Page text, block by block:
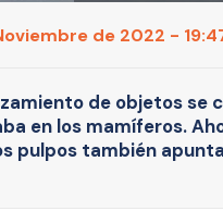
de 2022 -
de objetos
en los mamíferos.
pulpos también